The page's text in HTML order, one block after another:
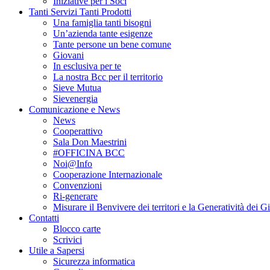
Tanti Servizi Tanti Prodotti
Una famiglia tanti bisogni
Un’azienda tante esigenze
Tante persone un bene comune
Giovani
In esclusiva per te
La nostra Bcc per il territorio
Sieve Mutua
Sievenergia
Comunicazione e News
News
Cooperattivo
Sala Don Maestrini
#OFFICINA BCC
Noi@Info
Cooperazione Internazionale
Convenzioni
Ri-generare
Misurare il Benvivere dei territori e la Generatività dei
Contatti
Blocco carte
Scrivici
Utile a Sapersi
Sicurezza informatica